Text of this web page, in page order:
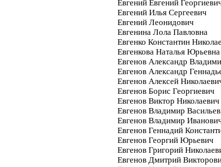
Евгений Евгений
Евгений Илья Сергеевич
Евгений Леонидович
Евгенина Лола Павловна
Евгенко Константин
Евгенкова Наталья Юрьевна
Евгенов Александр
Евгенов Александр
Евгенов Алексей
Евгенов Борис Георгиевич
Евгенов Виктор Николаевич
Евгенов Владимир
Евгенов Владимир
Евгенов Геннадий
Евгенов Георгий Юрьевич
Евгенов Григорий
Евгенов Дмитрий